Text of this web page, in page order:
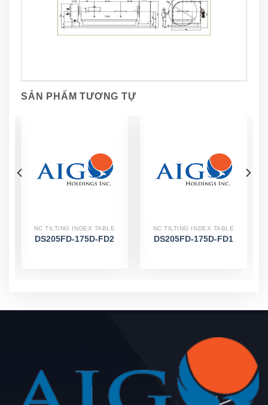
SẢN PHẨM TƯƠNG TỰ
NC TILTING INDEX TABLE
DS205FD-175D-FD2
NC TILTING INDEX TABLE
DS205FD-175D-FD1